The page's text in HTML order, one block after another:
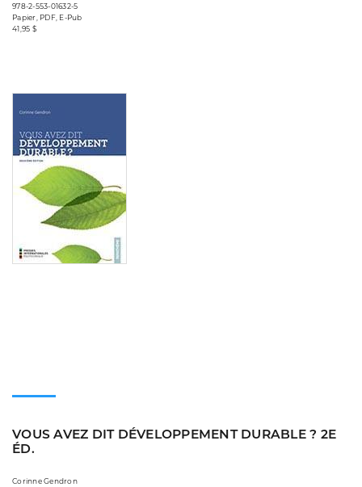
978-2-553-01632-5
Papier, PDF, E-Pub
41,95 $
VOUS AVEZ DIT DÉVELOPPEMENT DURABLE ? 2E
ÉD.
Corinne Gendron